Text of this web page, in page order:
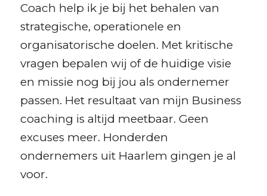
Coach help ik je bij het behalen van
strategische, operationele en
organisatorische doelen. Met kritische
vragen bepalen wij of de huidige visie
en missie nog bij jou als ondernemer
passen. Het resultaat van mijn Business
coaching is altijd meetbaar. Geen
excuses meer. Honderden
ondernemers uit Haarlem gingen je al
voor.